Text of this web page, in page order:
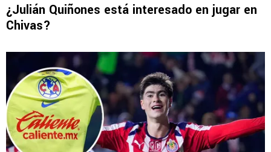
¿Julián Quiñones está interesado en jugar en
Chivas?